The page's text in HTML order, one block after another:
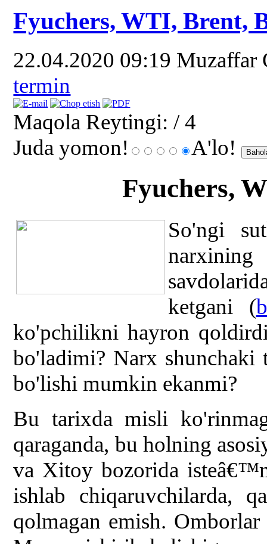
Fyuchers, WTI, Brent,
22.04.2020 09:19 Muzaffar
termin
Maqola Reytingi: / 4
Juda yomon!
A'lo!
Fyuchers,
So'ngi
ketgani (
ko'pchilikni hayron
bo'ladimi? Narx
bo'lishi mumkin ekanmi?
Bu tarixda misli
qaraganda, bu holning
va Xitoy bozorida
ishlab chiqaruvchilarda,
qolmagan emish.